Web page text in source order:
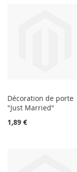
Décoration de porte
"Just Married"
1,89 €